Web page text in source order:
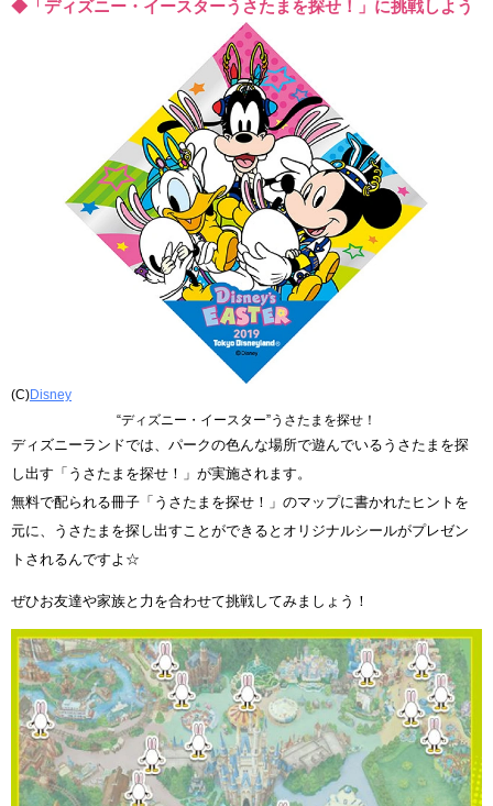
◆「ディズニー・イースターうさたまを探せ！」に挑戦しよう
(C)Disney
“ディズニー・イースター”うさたまを探せ！
ディズニーランドでは、パークの色んな場所で遊んでいるうさたまを探
し出す「うさたまを探せ！」が実施されます。
無料で配られる冊子「うさたまを探せ！」のマップに書かれたヒントを
元に、うさたまを探し出すことができるとオリジナルシールがプレゼン
トされるんですよ☆
ぜひお友達や家族と力を合わせて挑戦してみましょう！